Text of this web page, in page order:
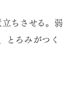
ちさせる。弱
とろみがつく